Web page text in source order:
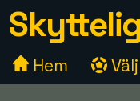
Hem